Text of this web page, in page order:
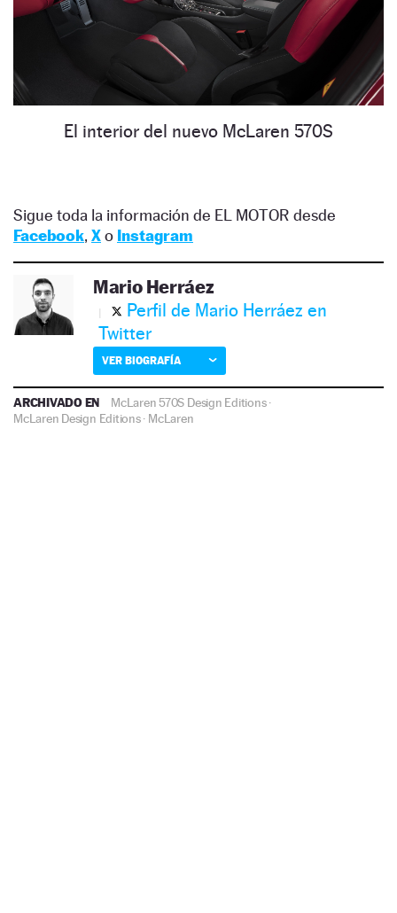
El interior del nuevo McLaren 570S
Sigue toda la información de EL MOTOR desde
Facebook, Xo Instagram
Mario Herráez
Perfil de Mario Herráez en
Twitter
VER BIOGRAFÍA
ARCHIVADO EN McLaren 570S Design Editions·
McLaren Design Editions· McLaren